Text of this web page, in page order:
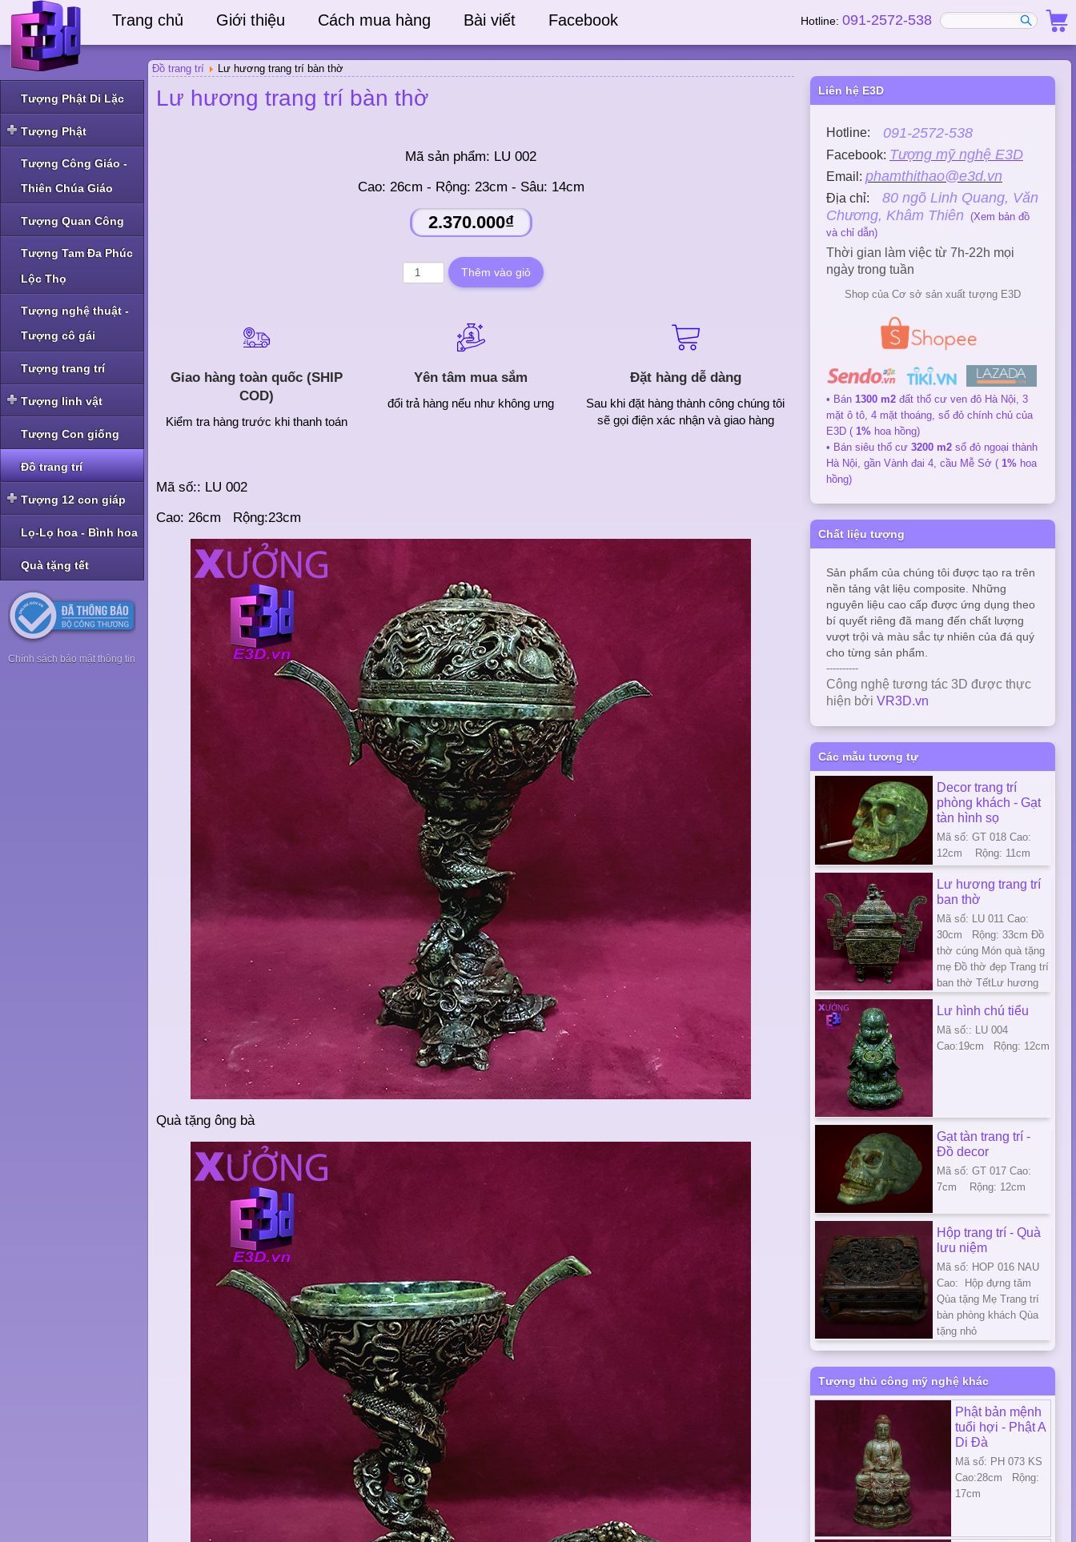
Trang chủ Giới thiệu Cách mua hàng Bài viết Facebook Hotline: 091-2572-538
Đồ trang trí Lư hương trang trí bàn thờ
Lư hương trang trí bàn thờ
Mã sản phẩm: LU 002
Cao: 26cm - Rộng: 23cm - Sâu: 14cm
2.370.000₫
Giao hàng toàn quốc (SHIP
COD)
Kiểm tra hàng trước khi thanh toán
Yên tâm mua sắm
đổi trả hàng nếu như không ưng
Đặt hàng dễ dàng
Sau khi đặt hàng thành công chúng tôi
sẽ gọi điện xác nhận và giao hàng
Mã số:: LU 002
Cao: 26cm Rộng:23cm
Quà tặng ông bà
Liên hệ E3D
Hotline: 091-2572-538
Facebook: Tượng mỹ nghệ E3D
Email: phamthithao@e3d.vn
Địa chỉ: 80 ngõ Linh Quang, Văn
Chương, Khâm Thiên (Xem bản đồ
và chỉ dẫn)
Thời gian làm việc từ 7h-22h mọi
ngày trong tuần
Shop của Cơ sở sản xuất tượng E3D
• Bán 1300 m2đất thổ cư ven đô Hà Nội, 3
mặt ô tô, 4 mặt thoáng, sổ đỏ chính chủ của
E3D ( 1%hoa hồng)
• Bán siêu thổ cư 3200 m2sổ đỏ ngoại thành
Hà Nội, gần Vành đai 4, cầu Mễ Sở ( 1%hoa
hồng)
Chất liệu tượng
Sản phẩm của chúng tôi được tạo ra trên
nền tảng vật liệu composite. Những
nguyên liệu cao cấp được ứng dụng theo
bí quyết riêng đã mang đến chất lượng
vượt trội và màu sắc tự nhiên của đá quý
cho từng sản phẩm.
----------
Công nghệ tương tác 3D được thực
hiện bởi VR3D.vn
Các mẫu tương tự
Decor trang trí
phòng khách - Gạt
tàn hình sọ
Mã số: GT 018 Cao:
12cm Rộng: 11cm
Lư hương trang trí
ban thờ
Mã số: LU 011 Cao:
30cm Rộng: 33cm Đồ
thờ cúng Món quà tặng
mẹ Đồ thờ đẹp Trang trí
ban thờ TếtLư hương
Lư hình chú tiểu
Mã số:: LU 004
Cao:19cm Rộng: 12cm
Gạt tàn trang trí -
Đồ decor
Mã số: GT 017 Cao:
7cm Rộng: 12cm
Hộp trang trí - Quà
lưu niệm
Mã số: HOP 016 NAU
Cao: Hộp đựng tăm
Qùa tặng Mẹ Trang trí
bàn phòng khách Qùa
tặng nhỏ
Tượng thủ công mỹ nghệ khác
Phật bản mệnh
tuổi hợi - Phật A
Di Đà
Mã số: PH 073 KS
Cao:28cm Rộng:
17cm
Tượng Phật Di Lặc
Tượng Phật
Tượng Phật Thích Ca
và Phật A Di Đà
Tượng Phật Bà Quan
Tượng Công Giáo -
Thiên Chúa Giáo
Tượng Quan Công
Tượng Tam Đa Phúc
Lộc Thọ
Tượng nghệ thuật -
Tượng cô gái
Tượng trang trí
Tượng linh vật
Tượng linh vật Nghê -
Tỳ Hưu
Tượng linh vật Rồng
Thiềm Thừ
Tượng Con giống
Đồ trang trí
Tượng 12 con giáp
Tượng bộ Giáp bé
Tượng bộ Giáp nhỡ
Tượng bộ Giáp to
Tượng bộ Giáp hoa
Lọ-Lọ hoa - Bình hoa
Quà tặng tết
Chính sách bảo mật thông tin